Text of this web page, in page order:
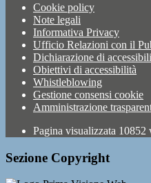
Cookie policy
Note legali
Informativa Privacy
Ufficio Relazioni con il
Dichiarazione di
Obiettivi di accessibilità
Whistleblowing
Gestione consensi cookie
Amministrazione
Pagina visualizzata 10852
Sezione Copyright